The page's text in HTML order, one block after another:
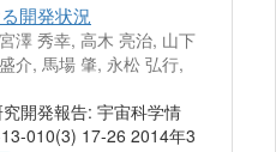
開発状況
澤 秀幸, 高木 亮治, 山下
介, 馬場 肇, 永松 弘行,
開発報告: 宇宙科学情
010(3) 17-26 2014年3